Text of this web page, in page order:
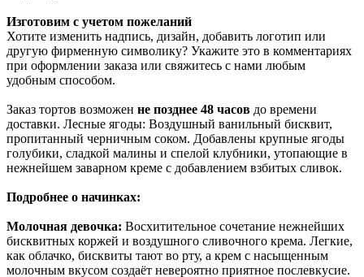
Изготовим с учетом пожеланий
Хотите изменить надпись, дизайн, добавить логотип или
другую фирменную символику? Укажите это в комментариях
при оформлении заказа или свяжитесь с нами любым
удобным способом.
Заказ тортов возможен не позднее 48 часов до времени
доставки. Лесные ягоды: Воздушный ванильный бисквит,
пропитанный черничным соком. Добавлены крупные ягоды
голубики, сладкой малины и спелой клубники, утопающие в
нежнейшем заварном креме с добавлением взбитых сливок.
Подробнее о начинках:
Молочная девочка: Восхитительное сочетание нежнейших
бисквитных коржей и воздушного сливочного крема. Легкие,
как облачко, бисквиты тают во рту, а крем с насыщенным
молочным вкусом создаёт невероятно приятное послевкусие.